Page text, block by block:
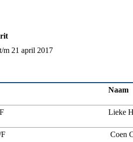
m 21 april 2017
Naam
Lieke
Coen